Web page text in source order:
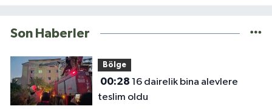
Son Haberler
Bölge
00:28
teslim oldu